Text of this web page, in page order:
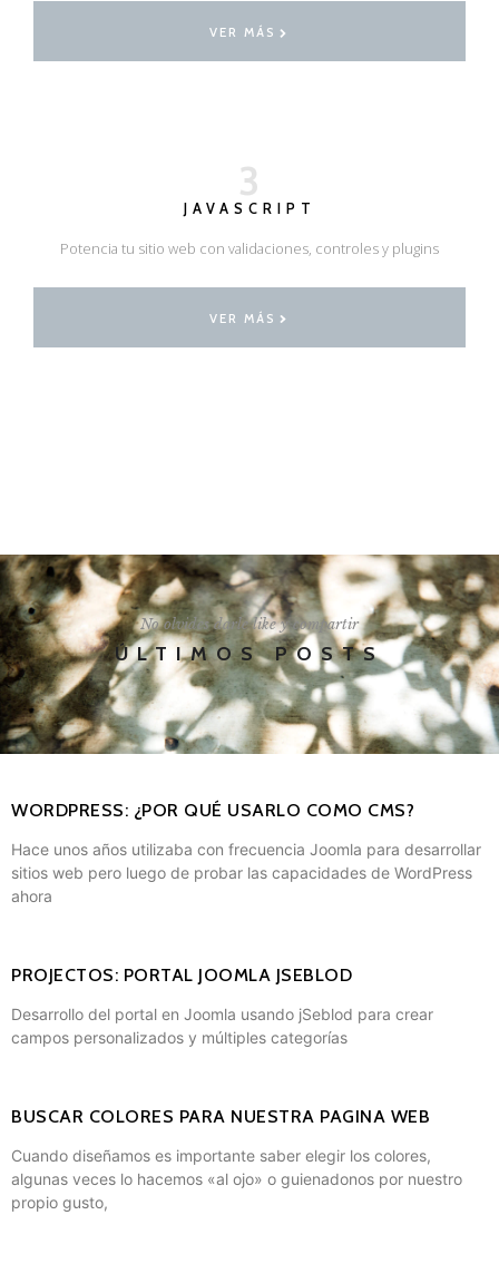
VER MÁS
3
JAVASCRIPT
Potencia tu sitio web con validaciones, controles y plugins
VER MÁS
No olvides darle like y compartir
ÚLTIMOS POSTS
WORDPRESS: ¿POR QUÉ USARLO COMO CMS?
Hace unos años utilizaba con frecuencia Joomla para desarrollar
sitios web pero luego de probar las capacidades de WordPress
ahora
PROJECTOS: PORTAL JOOMLA JSEBLOD
Desarrollo del portal en Joomla usando jSeblod para crear
campos personalizados y múltiples categorías
BUSCAR COLORES PARA NUESTRA PAGINA WEB
Cuando diseñamos es importante saber elegir los colores,
algunas veces lo hacemos «al ojo» o guienadonos por nuestro
propio gusto,